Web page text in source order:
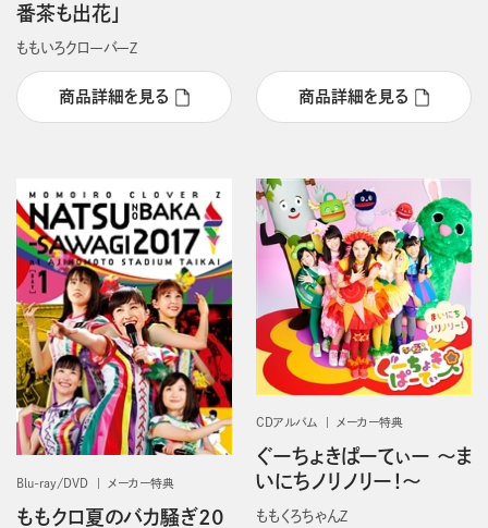
番茶も出花」
ももいろクローバーＺ
商品詳細を見る 商品詳細を見る
Blu-ray/DVD メーカー特典
ももクロ夏のバカ騒ぎ20
CDアルバム メーカー特典
ぐーちょきぱーてぃー ～ま
いにちノリノリー！～
ももくろちゃんＺ